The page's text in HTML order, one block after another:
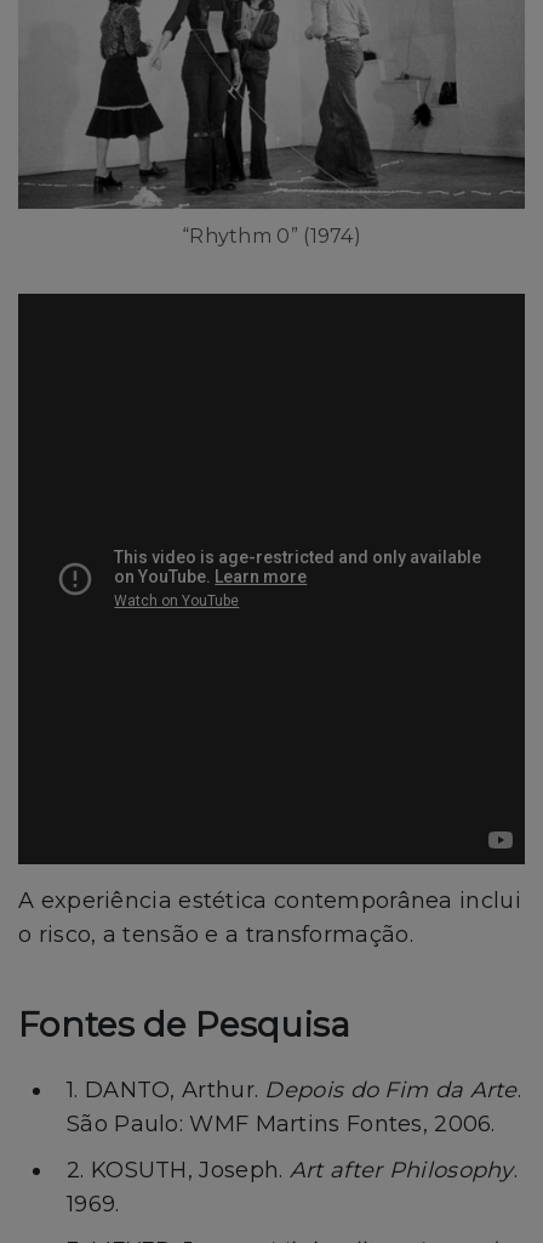
“Rhythm 0” (1974)
A experiência estética contemporânea inclui
o risco, a tensão e a transformação.
Fontes de Pesquisa
1. DANTO, Arthur. Depois do Fim da Arte.
São Paulo: WMF Martins Fontes, 2006.
2. KOSUTH, Joseph. Art after Philosophy.
1969.